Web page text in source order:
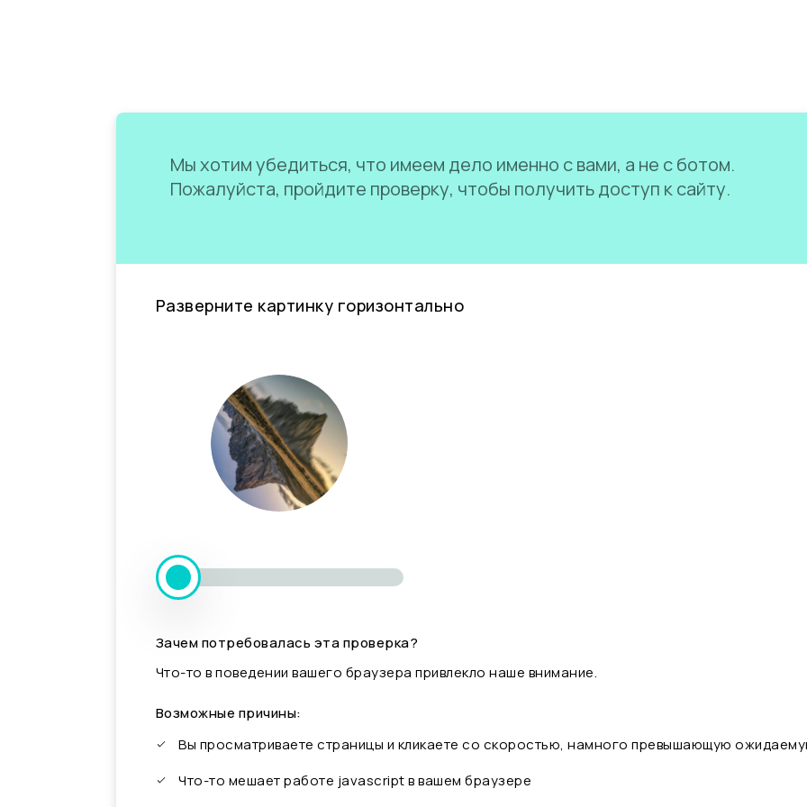
Мы хотим убедиться, что имеем дело именно с вами, а не с ботом.
Пожалуйста, пройдите проверку, чтобы получить доступ к сайту.
Разверните картинку горизонтально
Зачем потребовалась эта проверка?
Что-то в поведении вашего браузера привлекло наше внимание.
Возможные причины:
Вы просматриваете страницы и кликаете со скоростью, намного превышающую
Что-то мешает работе javascript в вашем браузере